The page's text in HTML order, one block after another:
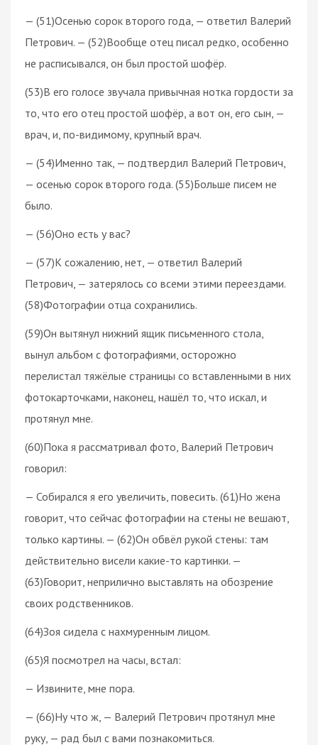
— (51)Осенью сорок второго года, — ответил Валерий
Петрович. — (52)Вообще отец писал редко, особенно
не расписывался, он был простой шофёр.
(53)В его голосе звучала привычная нотка гордости за
то, что его отец простой шофёр, а вот он, его сын, —
врач, и, по-видимому, крупный врач.
— (54)Именно так, — подтвердил Валерий Петрович,
— осенью сорок второго года. (55)Больше писем не
было.
— (56)Оно есть у вас?
— (57)К сожалению, нет, — ответил Валерий
Петрович, — затерялось со всеми этими переездами.
(58)Фотографии отца сохранились.
(59)Он вытянул нижний ящик письменного стола,
вынул альбом с фотографиями, осторожно
перелистал тяжёлые страницы со вставленными в них
фотокарточками, наконец, нашёл то, что искал, и
протянул мне.
(60)Пока я рассматривал фото, Валерий Петрович
говорил:
— Собирался я его увеличить, повесить. (61)Но жена
говорит, что сейчас фотографии на стены не вешают,
только картины. — (62)Он обвёл рукой стены: там
действительно висели какие-то картинки. —
(63)Говорит, неприлично выставлять на обозрение
своих родственников.
(64)Зоя сидела с нахмуренным лицом.
(65)Я посмотрел на часы, встал:
— Извините, мне пора.
— (66)Ну что ж, — Валерий Петрович протянул мне
руку, — рад был с вами познакомиться.